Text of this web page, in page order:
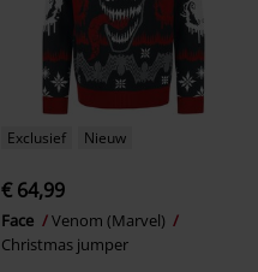
Exclusief Nieuw
€ 64,99
Face
Venom (Marvel)
Christmas jumper